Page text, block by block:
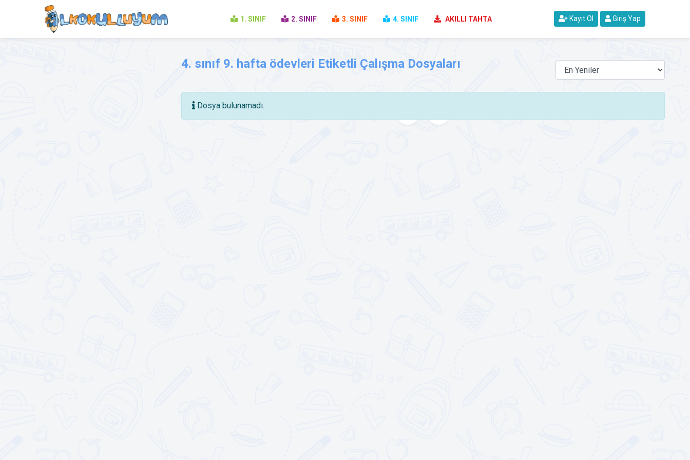
1. SINIF 2. SINIF 3. SINIF 4. SINIF AKILLI TAHTA Kayıt Ol Giriş Yap
4. sınıf 9. hafta ödevleri Etiketli Çalışma Dosyaları
Dosya bulunamadı.